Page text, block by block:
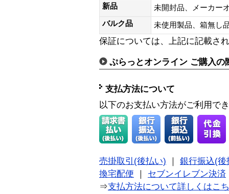
新品
未開封品、メーカー
バルク品
未使用製品、箱無
保証については、上記に記載さ
ぷらっとオンライン ご購入の
支払方法について
以下のお支払い方法がご利用で
売掛取引(後払い)
銀行振込(後
換宅配便
セブンイレブン決済
⇒支払方法について詳しくはこ